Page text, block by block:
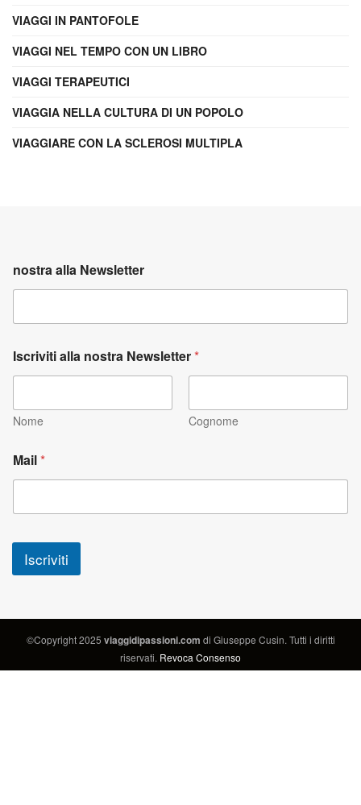
VIAGGI IN PANTOFOLE
VIAGGI NEL TEMPO CON UN LIBRO
VIAGGI TERAPEUTICI
VIAGGIA NELLA CULTURA DI UN POPOLO
VIAGGIARE CON LA SCLEROSI MULTIPLA
nostra alla Newsletter
Iscriviti alla nostra Newsletter*
Nome Cognome
Mail*
Iscriviti
©Copyright 2025 viaggidipassioni.com di Giuseppe Cusin. Tutti i diritti
riservati. Revoca Consenso